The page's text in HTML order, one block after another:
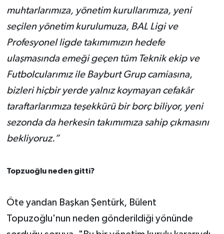
muhtarlarımıza, yönetim kurullarımıza, yeni
seçilen yönetim kurulumuza, BAL Ligi ve
Profesyonel ligde takımımızın hedefe
ulaşmasında emeği geçen tüm Teknik ekip ve
Futbolcularımız ile Bayburt Grup camiasına,
bizleri hiçbir yerde yalnız koymayan cefakâr
taraftarlarımıza teşekkürü bir borç biliyor, yeni
sezonda da herkesin takımımıza sahip çıkmasını
bekliyoruz.”
Topzuoğlu neden gitti?
Öte yandan Başkan Şentürk, Bülent
Topuzoğlu'nun neden gönderildiği yönünde